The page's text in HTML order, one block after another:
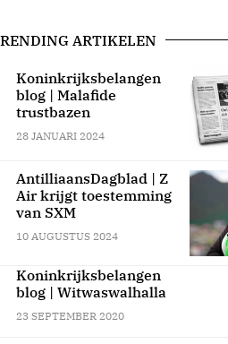
ARTIKELEN
Koninkrijksbelangen
blog | Malafide
trustbazen
28 JANUARI 2024
AntilliaansDagblad | Z
Air krijgt toestemming
van SXM
10 AUGUSTUS 2024
Koninkrijksbelangen
blog | Witwaswalhalla
23 SEPTEMBER 2020